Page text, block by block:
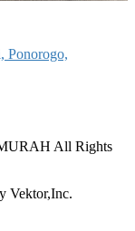
Ponorogo,
All Rights
Vektor,Inc.